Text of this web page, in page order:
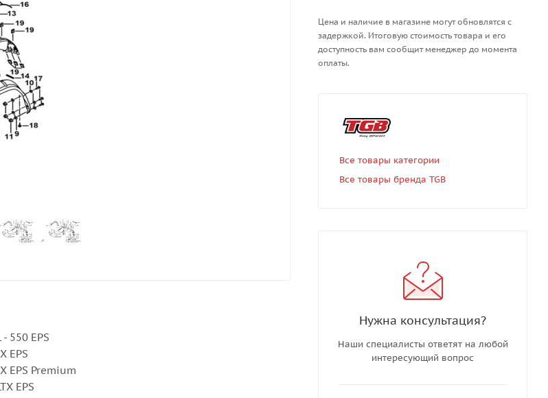
550 EPS
EPS
EPS Premium
EPS
Цена и наличие в магазине могут обновлятся с
задержкой. Итоговую стоимость товара и его
доступность вам сообщит менеджер до момента
оплаты.
Все товары категории
Все товары бренда TGB
Нужна консультация?
Наши специалисты ответят на любой
интересующий вопрос